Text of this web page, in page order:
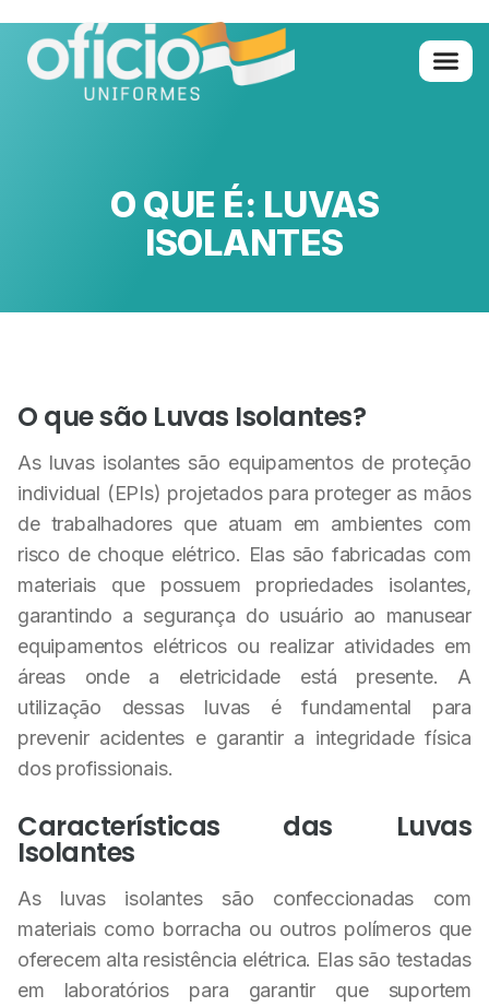
O QUE É: LUVAS
ISOLANTES
O que são Luvas Isolantes?
As luvas isolantes são equipamentos de proteção
individual (EPIs) projetados para proteger as mãos
de trabalhadores que atuam em ambientes com
risco de choque elétrico. Elas são fabricadas com
materiais que possuem propriedades isolantes,
garantindo a segurança do usuário ao manusear
equipamentos elétricos ou realizar atividades em
áreas onde a eletricidade está presente. A
utilização dessas luvas é fundamental para
prevenir acidentes e garantir a integridade física
dos profissionais.
Características das Luvas
Isolantes
As luvas isolantes são confeccionadas com
materiais como borracha ou outros polímeros que
oferecem alta resistência elétrica. Elas são testadas
em laboratórios para garantir que suportem